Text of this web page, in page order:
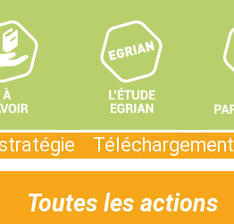
Toutes les actions